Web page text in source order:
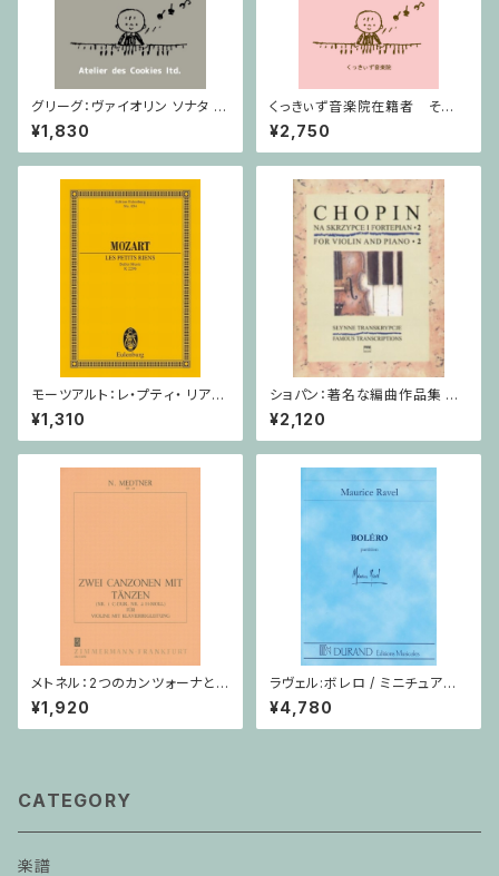
グリーグ：ヴァイオリン ソナタ ヘ
長調 Op.8 / ヴァイオリン・ピア
ノ
¥1,830
くっきぃず音楽院在籍者 その
他のご利用支払用商品 おば
けのぼうけん２巻
¥2,750
モーツアルト：レ・プティ・ リア
ン/ミニチュアスコア
¥1,310
ショパン：著名な編曲作品集 第
2巻 / ヴァイオリン・ピアノ
¥2,120
メトネル：2つのカンツォーナとダ
ンス Op. 43 / ヴァイオリン・ピ
アノ
¥1,920
ラヴェル:ボレロ / ミニチュアス
コア
¥4,780
CATEGORY
楽譜